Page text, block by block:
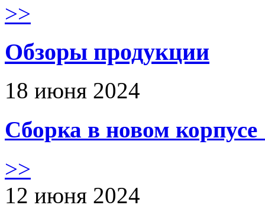
>>
Обзоры продукции
18 июня 2024
Сборка в новом
>>
12 июня 2024